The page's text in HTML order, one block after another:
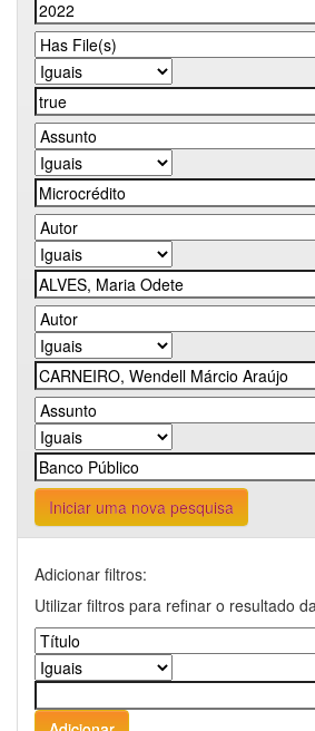
Iniciar uma nova pesquisa
Adicionar filtros:
Utilizar filtros para refinar o resultado